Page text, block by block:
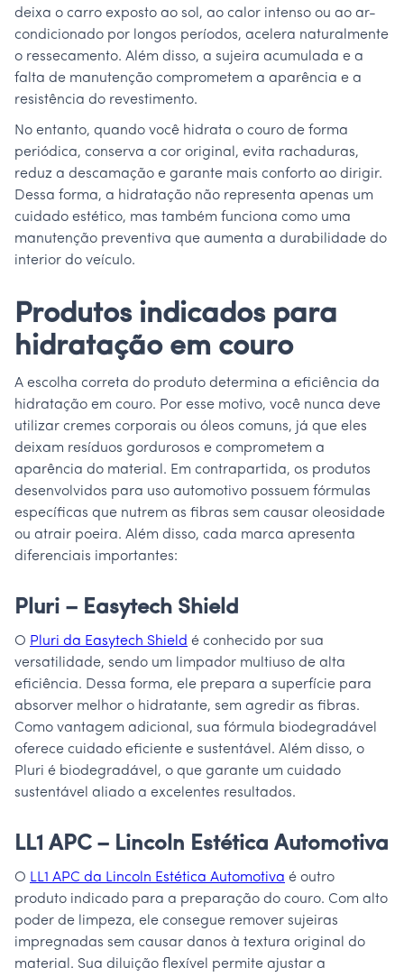
deixa o carro exposto ao sol, ao calor intenso ou ao ar-
condicionado por longos períodos, acelera naturalmente
o ressecamento. Além disso, a sujeira acumulada e a
falta de manutenção comprometem a aparência e a
resistência do revestimento.
No entanto, quando você hidrata o couro de forma
periódica, conserva a cor original, evita rachaduras,
reduz a descamação e garante mais conforto ao dirigir.
Dessa forma, a hidratação não representa apenas um
cuidado estético, mas também funciona como uma
manutenção preventiva que aumenta a durabilidade do
interior do veículo.
Produtos indicados para
hidratação em couro
A escolha correta do produto determina a eficiência da
hidratação em couro. Por esse motivo, você nunca deve
utilizar cremes corporais ou óleos comuns, já que eles
deixam resíduos gordurosos e comprometem a
aparência do material. Em contrapartida, os produtos
desenvolvidos para uso automotivo possuem fórmulas
específicas que nutrem as fibras sem causar oleosidade
ou atrair poeira. Além disso, cada marca apresenta
diferenciais importantes:
Pluri – Easytech Shield
O Pluri da Easytech Shield é conhecido por sua
versatilidade, sendo um limpador multiuso de alta
eficiência. Dessa forma, ele prepara a superfície para
absorver melhor o hidratante, sem agredir as fibras.
Como vantagem adicional, sua fórmula biodegradável
oferece cuidado eficiente e sustentável. Além disso, o
Pluri é biodegradável, o que garante um cuidado
sustentável aliado a excelentes resultados.
LL1 APC – Lincoln Estética Automotiva
O LL1 APC da Lincoln Estética Automotiva é outro
produto indicado para a preparação do couro. Com alto
poder de limpeza, ele consegue remover sujeiras
impregnadas sem causar danos à textura original do
material. Sua diluição flexível permite ajustar a